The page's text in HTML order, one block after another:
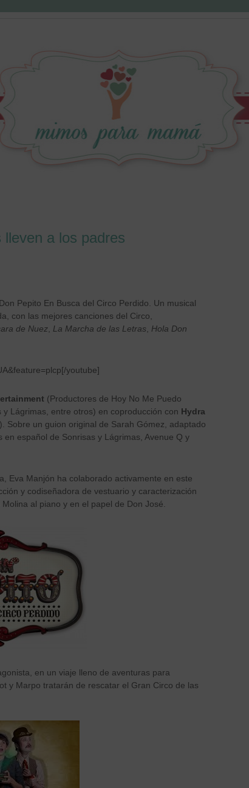
a los padres
Pepito En Busca del Circo Perdido. Un musical
con las mejores canciones del Circo,
de Nuez La Marcha de las Letras Hola Don
youtube]
(Productores de Hoy No Me Puedo
Lágrimas, entre otros) en coproducción con Hydra
Sobre un guion original de Sarah Gómez, adaptado
en español de Sonrisas y Lágrimas, Avenue Q y
Eva Manjón ha colaborado activamente en este
y codiseñadora de vestuario y caracterización
al piano y en el papel de Don José.
en un viaje lleno de aventuras para
y Marpo tratarán de rescatar el Gran Circo de las